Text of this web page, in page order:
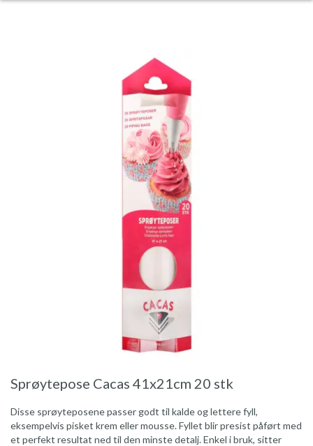
Sprøytepose Cacas 41x21cm 20 stk
Disse sprøyteposene passer godt til kalde og lettere fyll,
eksempelvis pisket krem eller mousse. Fyllet blir presist påført med
et perfekt resultat ned til den minste detalj. Enkel i bruk, sitter